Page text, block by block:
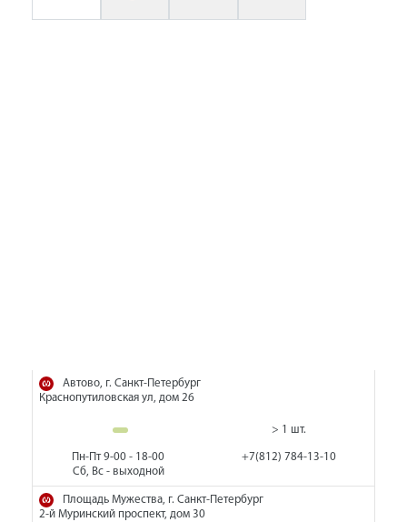
Автово, г. Санкт-Петербург
Краснопутиловская ул, дом 26
> 1 шт.
Пн-Пт 9-00 - 18-00
Сб, Вс - выходной
+7(812) 784-13-10
Площадь Мужества, г. Санкт-Петербург
2-й Муринский проспект, дом 30